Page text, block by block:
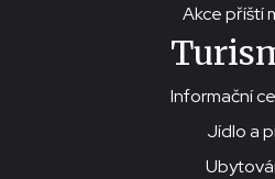
Akce příští
Informační
Jídlo a